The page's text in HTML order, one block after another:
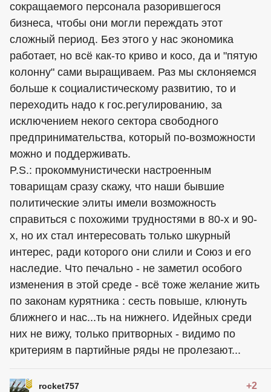
сокращаемого персонала разорившегося
бизнеса, чтобы они могли переждать этот
сложный период. Без этого у нас экономика
работает, но всё как-то криво и косо, да и "пятую
колонну" сами выращиваем. Раз мы склоняемся
больше к социалистическому развитию, то и
переходить надо к гос.регулированию, за
исключением некого сектора свободного
предпринимательства, который по-возможности
можно и поддерживать.
P.S.: прокоммунистически настроенным
товарищам сразу скажу, что наши бывшие
политические элиты имели возможность
справиться с похожими трудностями в 80-х и 90-
х, но их стал интересовать только шкурный
интерес, ради которого они слили и Союз и его
наследие. Что печально - не заметил особого
изменения в этой среде - всё тоже желание жить
по законам курятника : сесть повыше, клюнуть
ближнего и нас...ть на нижнего. Идейных среди
них не вижу, только притворных - видимо по
критериям в партийные ряды не пролезают...
rocket757 +2